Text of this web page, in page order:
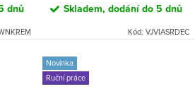
dnů Skladem, dodání do 5 dnů
Kód: VJVIASRDEC
Novinka
Ruční práce